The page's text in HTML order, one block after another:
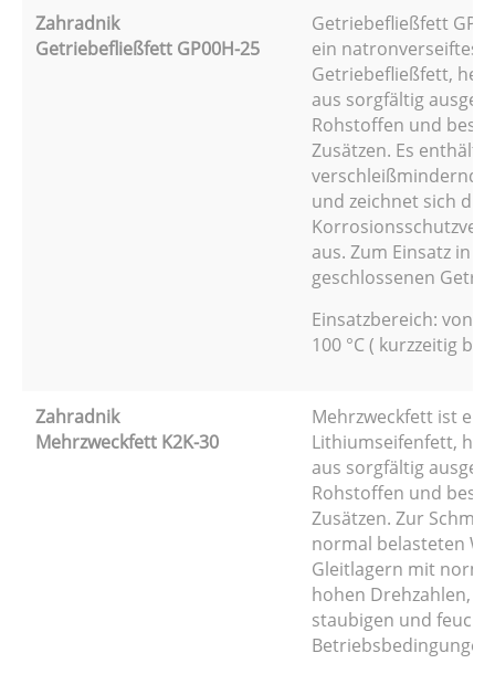
Zahradnik
Getriebefließfett GP00H-25
Getriebefließfett
ein natronverseiftes
Getriebefließfett,
aus sorgfältig
Rohstoffen und
Zusätzen. Es enthält
verschleißmindernde
und zeichnet sich
aus. Zum Einsatz in
geschlossenen
Einsatzbereich: von -
100 °C ( kurzzeitig bis
Zahradnik
Mehrzweckfett K2K-30
Mehrzweckfett ist ein
Lithiumseifenfett,
aus sorgfältig
Rohstoffen und
Zusätzen. Zur
normal belasteten
Gleitlagern mit
hohen Drehzahlen,
staubigen und
Betriebsbedingungen.